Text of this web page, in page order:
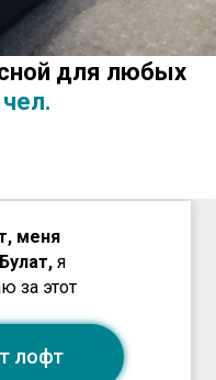
для любых
лофт
меня
я
за этот